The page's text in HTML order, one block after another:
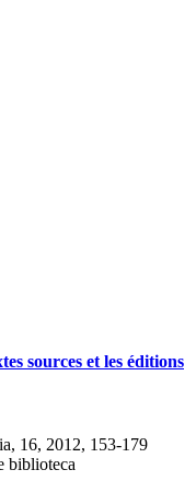
sources et les éditions
16, 2012, 153-179
biblioteca